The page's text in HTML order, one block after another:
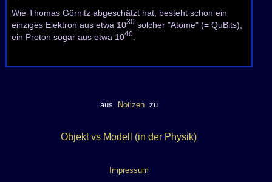
Wie Thomas Görnitz abgeschätzt hat, besteht schon ein
einziges Elektron aus etwa 1030 solcher "Atome" (= QuBits),
ein Proton sogar aus etwa 1040
aus Notizen zu
Objekt vs Modell (in der Physik)
Impressum